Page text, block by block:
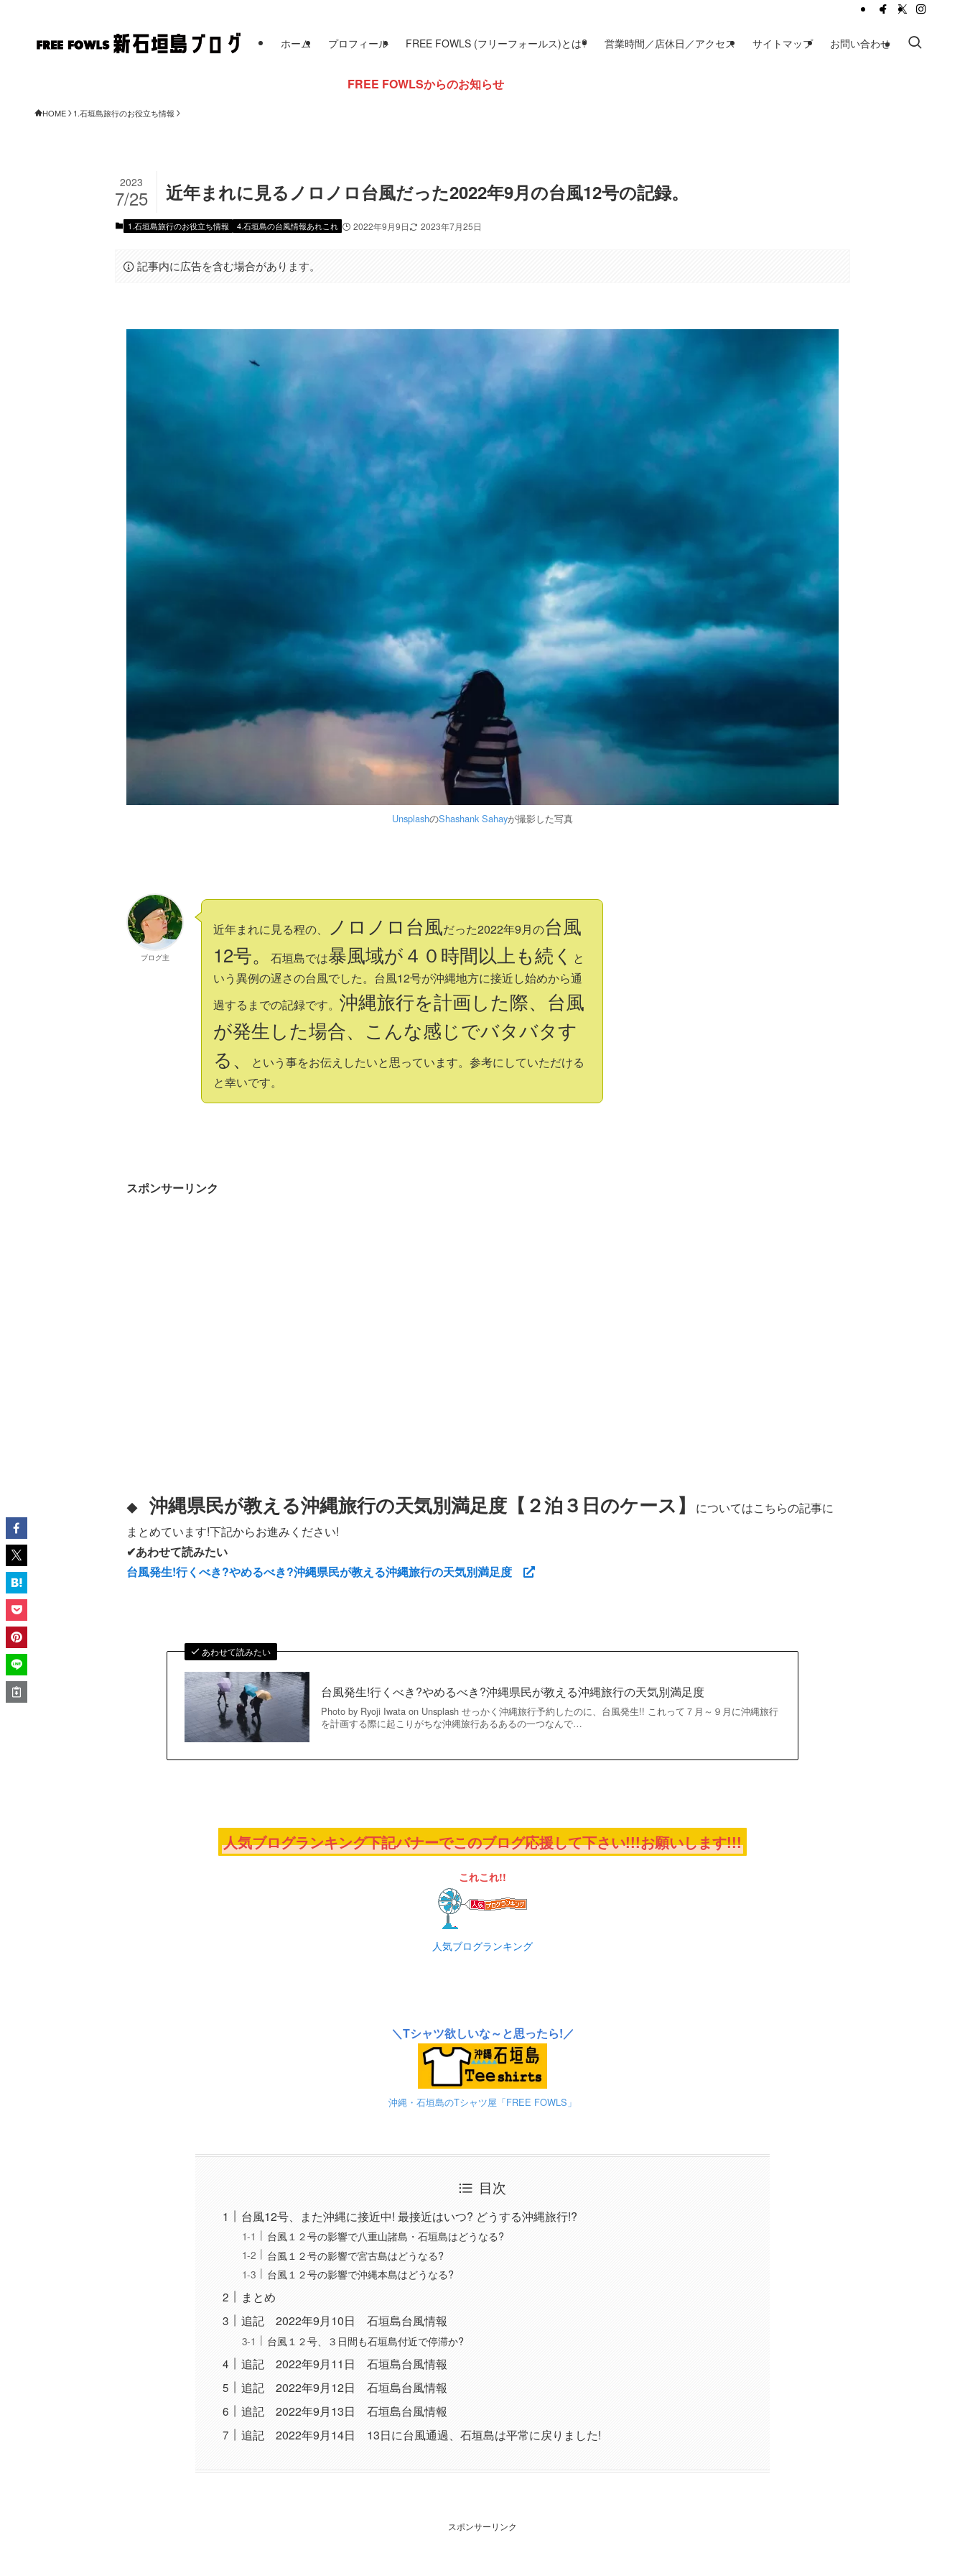
ホーム プロフィール FREE FOWLS (フリーフォールス)とは? 営業時間／店休日／アクセス サイトマップ お問い合わせ
FREE FOWLSからのお知らせ
HOME 1.石垣島旅行のお役立ち情報
近年まれに見るノロノロ台風だった2022年9月の台風12号の記録。
2023
7/25
1.石垣島旅行のお役立ち情報 4.石垣島の台風情報あれこれ 2022年9月9日 2023年7月25日
記事内に広告を含む場合があります。
UnsplashのShashank Sahayが撮影した写真
ブログ主
近年まれに見る程の、 ノロノロ台風だった2022年9月の台風
12号。
石垣島では暴風域が４０時間以上も続く と
いう異例の遅さの台風でした。台風12号が沖縄地方に接近し始めから通
過するまでの記録です。 沖縄旅行を計画した際、台風
が発生した場合、こんな感じでバタバタす
る、
という事をお伝えしたいと思っています。参考にしていただける
と幸いです。
スポンサーリンク
◆ 沖縄県民が教える沖縄旅行の天気別満足度【２泊３日のケース】
についてはこちらの記事に
まとめています!下記からお進みください!
✔あわせて読みたい
台風発生!行くべき?やめるべき?沖縄県民が教える沖縄旅行の天気別満足度
あわせて読みたい
台風発生!行くべき?やめるべき?沖縄県民が教える沖縄旅行の天気別満足度
Photo by Ryoji Iwata on Unsplash せっかく沖縄旅行予約したのに、台風発生!! これって７月～９月に沖縄旅行
を計画する際に起こりがちな沖縄旅行あるあるの一つなんで…
人気ブログランキング下記バナーでこのブログ応援して下さい!!!お願いします!!!
これこれ!!
人気ブログランキング
＼Tシャツ欲しいな～と思ったら!／
沖縄・石垣島のTシャツ屋「FREE FOWLS」
目次
台風12号、また沖縄に接近中! 最接近はいつ? どうする沖縄旅行!?
台風１２号の影響で八重山諸島・石垣島はどうなる?
台風１２号の影響で宮古島はどうなる?
台風１２号の影響で沖縄本島はどうなる?
まとめ
追記 2022年9月10日 石垣島台風情報
台風１２号、３日間も石垣島付近で停滞か?
追記 2022年9月11日 石垣島台風情報
追記 2022年9月12日 石垣島台風情報
追記 2022年9月13日 石垣島台風情報
追記 2022年9月14日 13日に台風通過、石垣島は平常に戻りました!
スポンサーリンク